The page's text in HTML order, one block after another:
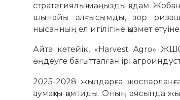
стратегиялық маңызды қадам.
шынайы алғысымды, зор
нысанның ел игілігіне қызмет
Айта кетейік, «Harvest Agro» ЖШС
өңдеуге бағытталған ірі
2025-2028 жылдарға
аумақты қамтиды. Оның аясында